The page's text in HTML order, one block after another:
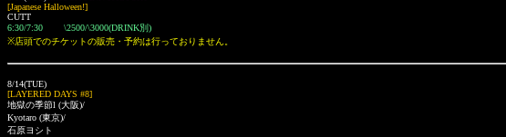
[Japanese Halloween!]
CUTT
6:30/7:30 \2500/\3000(DRINK別)
※店頭でのチケットの販売・予約は行っておりません。
8/14(TUE)
[LAYERED DAYS #8]
地獄の季節l (大阪)/
Kyotaro (東京)/
石原ヨシト